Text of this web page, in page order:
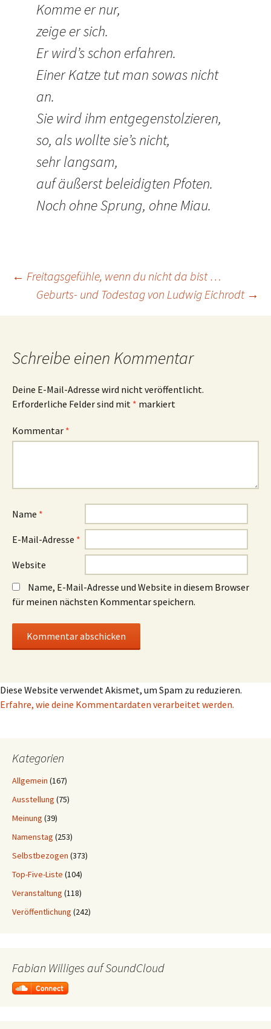
Komme er nur,
zeige er sich.
Er wird’s schon erfahren.
Einer Katze tut man sowas nicht
an.
Sie wird ihm entgegenstolzieren,
so, als wollte sie’s nicht,
sehr langsam,
auf äußerst beleidigten Pfoten.
Noch ohne Sprung, ohne Miau.
Beitragsnavigation
← Freitagsgefühle, wenn du nicht da bist …
Geburts- und Todestag von Ludwig Eichrodt →
Schreibe einen Kommentar
Deine E-Mail-Adresse wird nicht veröffentlicht.
Erforderliche Felder sind mit * markiert
Kommentar *
Name *
E-Mail-Adresse *
Website
Name, E-Mail-Adresse und Website in diesem Browser
für meinen nächsten Kommentar speichern.
Diese Website verwendet Akismet, um Spam zu reduzieren.
Erfahre, wie deine Kommentardaten verarbeitet werden.
Kategorien
Allgemein (167)
Ausstellung (75)
Meinung (39)
Namenstag (253)
Selbstbezogen (373)
Top-Five-Liste (104)
Veranstaltung (118)
Veröffentlichung (242)
Fabian Williges auf SoundCloud